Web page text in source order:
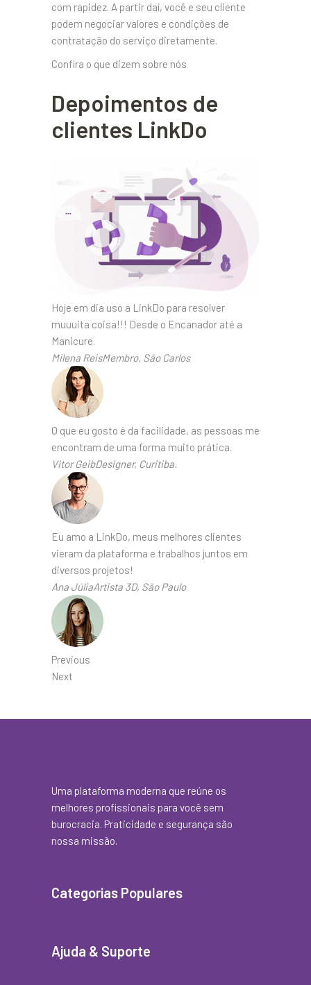
com rapidez. A partir daí, você e seu cliente
podem negociar valores e condições de
contratação do serviço diretamente.
Confira o que dizem sobre nós
Depoimentos de
clientes LinkDo
Hoje em dia uso a LinkDo para resolver
muuuita coisa!!! Desde o Encanador até a
Manicure.
Milena ReisMembro, São Carlos
O que eu gosto é da facilidade, as pessoas me
encontram de uma forma muito prática.
Vitor GeibDesigner, Curitiba.
Eu amo a LinkDo, meus melhores clientes
vieram da plataforma e trabalhos juntos em
diversos projetos!
Ana JúliaArtista 3D, São Paulo
Previous
Next
Uma plataforma moderna que reúne os
melhores profissionais para você sem
burocracia. Praticidade e segurança são
nossa missão.
Categorias Populares
Ajuda & Suporte